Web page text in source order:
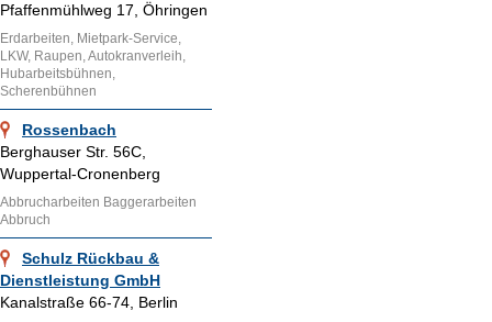
Pfaffenmühlweg 17, Öhringen
Erdarbeiten, Mietpark-Service,
LKW, Raupen, Autokranverleih,
Hubarbeitsbühnen,
Scherenbühnen
Rossenbach
Berghauser Str. 56C,
Wuppertal-Cronenberg
Abbrucharbeiten Baggerarbeiten
Abbruch
Schulz Rückbau &
Dienstleistung GmbH
Kanalstraße 66-74, Berlin